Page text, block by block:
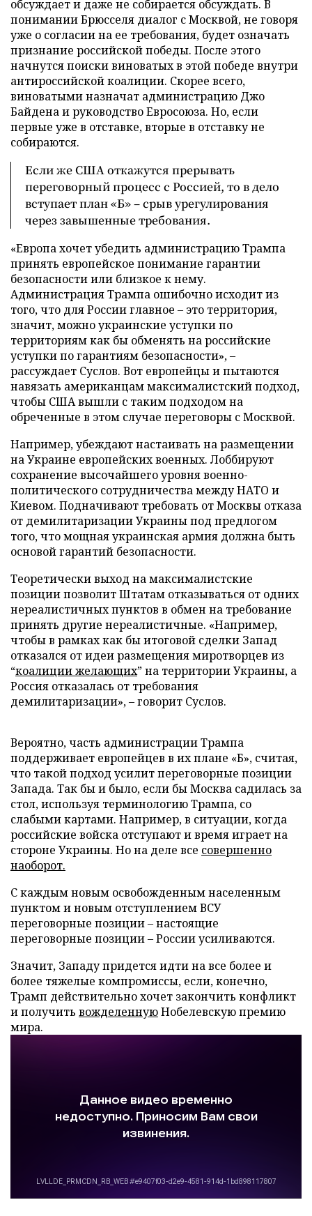
обсуждает и даже не собирается обсуждать. В
понимании Брюсселя диалог с Москвой, не говоря
уже о согласии на ее требования, будет означать
признание российской победы. После этого
начнутся поиски виноватых в этой победе внутри
антироссийской коалиции. Скорее всего,
виноватыми назначат администрацию Джо
Байдена и руководство Евросоюза. Но, если
первые уже в отставке, вторые в отставку не
собираются.
Если же США откажутся прерывать
переговорный процесс с Россией, то в дело
вступает план «Б» – срыв урегулирования
через завышенные требования.
«Европа хочет убедить администрацию Трампа
принять европейское понимание гарантии
безопасности или близкое к нему.
Администрация Трампа ошибочно исходит из
того, что для России главное – это территория,
значит, можно украинские уступки по
территориям как бы обменять на российские
уступки по гарантиям безопасности», –
рассуждает Суслов. Вот европейцы и пытаются
навязать американцам максималистский подход,
чтобы США вышли с таким подходом на
обреченные в этом случае переговоры с Москвой.
Например, убеждают настаивать на размещении
на Украине европейских военных. Лоббируют
сохранение высочайшего уровня военно-
политического сотрудничества между НАТО и
Киевом. Подначивают требовать от Москвы отказа
от демилитаризации Украины под предлогом
того, что мощная украинская армия должна быть
основой гарантий безопасности.
Теоретически выход на максималистские
позиции позволит Штатам отказываться от одних
нереалистичных пунктов в обмен на требование
принять другие нереалистичные. «Например,
чтобы в рамках как бы итоговой сделки Запад
отказался от идеи размещения миротворцев из
“коалиции желающих” на территории Украины, а
Россия отказалась от требования
демилитаризации», – говорит Суслов.
Вероятно, часть администрации Трампа
поддерживает европейцев в их плане «Б», считая,
что такой подход усилит переговорные позиции
Запада. Так бы и было, если бы Москва садилась за
стол, используя терминологию Трампа, со
слабыми картами. Например, в ситуации, когда
российские войска отступают и время играет на
стороне Украины. Но на деле все совершенно
наоборот.
С каждым новым освобожденным населенным
пунктом и новым отступлением ВСУ
переговорные позиции – настоящие
переговорные позиции – России усиливаются.
Значит, Западу придется идти на все более и
более тяжелые компромиссы, если, конечно,
Трамп действительно хочет закончить конфликт
и получить вожделеннуюНобелевскую премию
мира.